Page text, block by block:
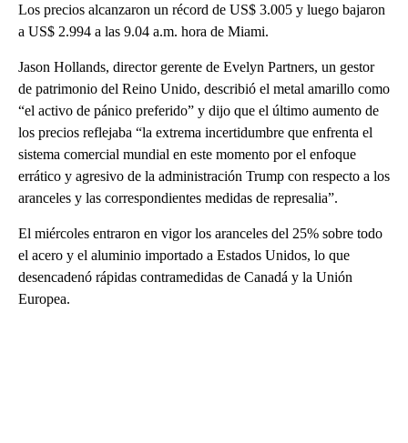
Los precios alcanzaron un récord de US$ 3.005 y luego bajaron
a US$ 2.994 a las 9.04 a.m. hora de Miami.
Jason Hollands, director gerente de Evelyn Partners, un gestor
de patrimonio del Reino Unido, describió el metal amarillo como
“el activo de pánico preferido” y dijo que el último aumento de
los precios reflejaba “la extrema incertidumbre que enfrenta el
sistema comercial mundial en este momento por el enfoque
errático y agresivo de la administración Trump con respecto a los
aranceles y las correspondientes medidas de represalia”.
El miércoles entraron en vigor los aranceles del 25% sobre todo
el acero y el aluminio importado a Estados Unidos, lo que
desencadenó rápidas contramedidas de Canadá y la Unión
Europea.